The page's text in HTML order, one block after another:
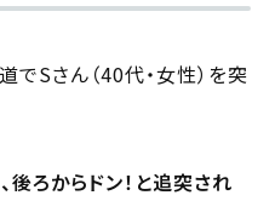
Sさん（40代・女性）を突
後ろからドン！と追突され